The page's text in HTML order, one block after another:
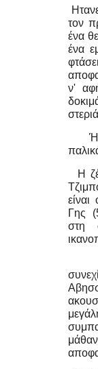
τον
ένα
ένα
ν'
Η
Γης
στη